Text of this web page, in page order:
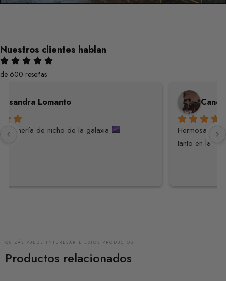
Nuestros clientes hablan
de 600 reseñas
Candice Mama
Hermosa experiencia. Es muy raro que una tienda piense
QUIZÁS PUEDE INTERESARTE ESTOS PRODUCTOS
Productos relacionados